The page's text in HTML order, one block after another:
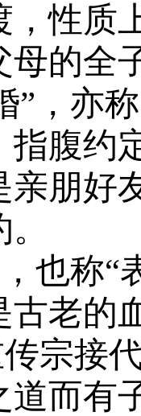
，性质
母的全
”，亦
指腹约
亲朋好
也称
古老的
宗接
道而有